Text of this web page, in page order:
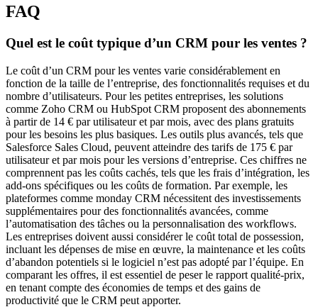
FAQ
Quel est le coût typique d’un CRM pour les ventes ?
Le coût d’un CRM pour les ventes varie considérablement en
fonction de la taille de l’entreprise, des fonctionnalités requises et du
nombre d’utilisateurs. Pour les petites entreprises, les solutions
comme Zoho CRM ou HubSpot CRM proposent des abonnements
à partir de 14 € par utilisateur et par mois, avec des plans gratuits
pour les besoins les plus basiques. Les outils plus avancés, tels que
Salesforce Sales Cloud, peuvent atteindre des tarifs de 175 € par
utilisateur et par mois pour les versions d’entreprise. Ces chiffres ne
comprennent pas les coûts cachés, tels que les frais d’intégration, les
add-ons spécifiques ou les coûts de formation. Par exemple, les
plateformes comme monday CRM nécessitent des investissements
supplémentaires pour des fonctionnalités avancées, comme
l’automatisation des tâches ou la personnalisation des workflows.
Les entreprises doivent aussi considérer le coût total de possession,
incluant les dépenses de mise en œuvre, la maintenance et les coûts
d’abandon potentiels si le logiciel n’est pas adopté par l’équipe. En
comparant les offres, il est essentiel de peser le rapport qualité-prix,
en tenant compte des économies de temps et des gains de
productivité que le CRM peut apporter.